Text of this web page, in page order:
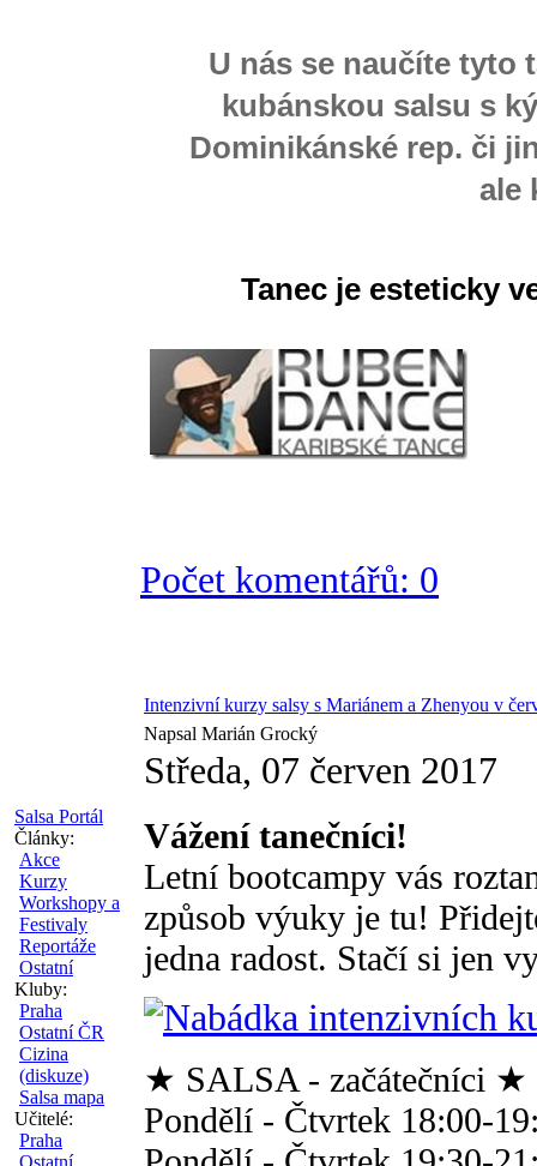
Salsa Portál
Články:
Akce
Kurzy
Workshopy a
Festivaly
Reportáže
Ostatní
Kluby:
Praha
Ostatní ČR
Cizina
(diskuze)
Salsa mapa
Učitelé:
Praha
Ostatní
U nás se naučíte tyto
kubánskou salsu s
Dominikánské rep. či
ale
Tanec je esteticky
Počet komentářů: 0
Intenzivní kurzy salsy s Mariánem a Zhenyou v
Napsal Marián Grocký
Středa, 07 červen 2017
Vážení tanečníci!
Letní bootcampy vás
způsob výuky je tu!
jedna radost. Stačí si jen
★ SALSA - začátečníci ★
Pondělí - Čtvrtek 18:00-